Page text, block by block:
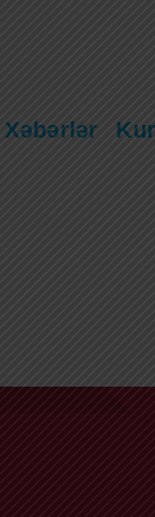
Xəbərlər